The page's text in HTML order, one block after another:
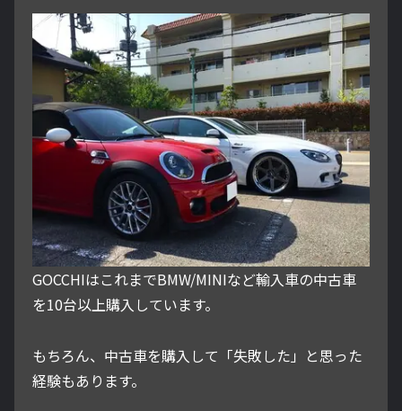
GOCCHIはこれまでBMW/MINIなど輸入車の中古車
を10台以上購入しています。
もちろん、中古車を購入して「失敗した」と思った
経験もあります。